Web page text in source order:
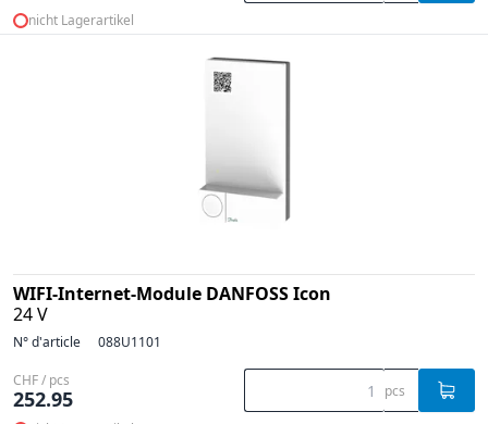
nicht Lagerartikel
WIFI-Internet-Module DANFOSS Icon
24 V
N° d'article 088U1101
CHF / pcs
252.95 pcs